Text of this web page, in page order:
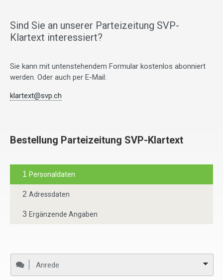
Sind Sie an unserer Parteizeitung SVP-
Klartext interessiert?
Sie kann mit untenstehendem Formular kostenlos abonniert
werden. Oder auch per E-Mail:
klartext@svp.ch
Bestellung Parteizeitung SVP-Klartext
1 Personaldaten
2 Adressdaten
3 Ergänzende Angaben